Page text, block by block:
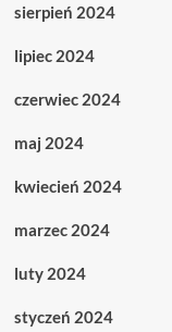
sierpień 2024
lipiec 2024
czerwiec 2024
maj 2024
kwiecień 2024
marzec 2024
luty 2024
styczeń 2024